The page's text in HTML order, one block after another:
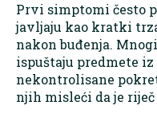
Prvi simptomi često
javljaju kao kratki
nakon buđenja.
ispuštaju predmete
nekontrolisane
njih misleći da je